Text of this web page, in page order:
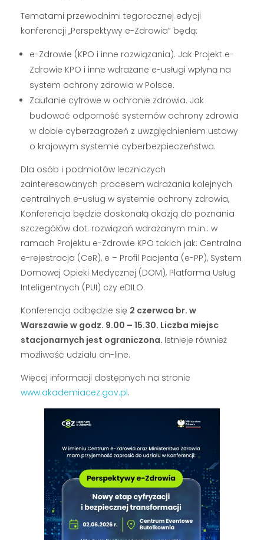
Tematami przewodnimi tegorocznej edycji
konferencji „Perspektywy e-Zdrowia” będą:
e-Zdrowie (KPO i inne rozwiązania). Jak Projekt e-
Zdrowie KPO i inne wdrażane e-usługi wpłyną na
system ochrony zdrowia w Polsce.
Zaufanie cyfrowe w ochronie zdrowia. Jak
budować odporność systemów ochrony zdrowia
w dobie cyberzagrożeń z uwzględnieniem ustawy
o krajowym systemie cyberbezpieczeństwa.
Dla osób i podmiotów leczniczych
zainteresowanych procesem wdrażania kolejnych
centralnych e-usług w systemie ochrony zdrowia,
Konferencja będzie doskonałą okazją do poznania
szczegółów dot. rozwiązań wdrażanym m.in.: w
ramach Projektu e-Zdrowie KPO takich jak: Centralna
e-rejestracja (CeR), e – Profil Pacjenta (e-PP), System
Domowej Opieki Medycznej (DOM), Platforma Usług
Inteligentnych (PUI) czy eDILO.
Konferencja odbędzie się 2 czerwca br. w
Warszawie w godz. 9.00 – 15.30. Liczba miejsc
stacjonarnych jest ograniczona. Istnieje również
możliwość udziału on-line.
Więcej informacji dostępnych na stronie
www.akademiacez.gov.pl.